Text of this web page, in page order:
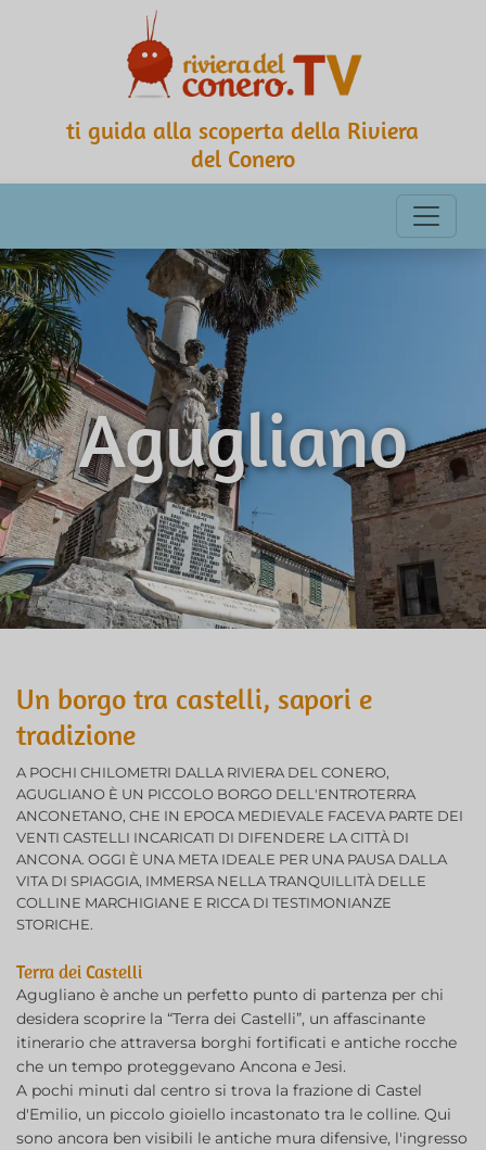
ti guida alla scoperta della Riviera
del Conero
Agugliano
Un borgo tra castelli, sapori e
tradizione
A POCHI CHILOMETRI DALLA RIVIERA DEL CONERO,
AGUGLIANO È UN PICCOLO BORGO DELL'ENTROTERRA
ANCONETANO, CHE IN EPOCA MEDIEVALE FACEVA PARTE DEI
VENTI CASTELLI INCARICATI DI DIFENDERE LA CITTÀ DI
ANCONA. OGGI È UNA META IDEALE PER UNA PAUSA DALLA
VITA DI SPIAGGIA, IMMERSA NELLA TRANQUILLITÀ DELLE
COLLINE MARCHIGIANE E RICCA DI TESTIMONIANZE
STORICHE.
Terra dei Castelli
Agugliano è anche un perfetto punto di partenza per chi
desidera scoprire la “Terra dei Castelli”, un affascinante
itinerario che attraversa borghi fortificati e antiche rocche
che un tempo proteggevano Ancona e Jesi.
A pochi minuti dal centro si trova la frazione di Castel
d'Emilio, un piccolo gioiello incastonato tra le colline. Qui
sono ancora ben visibili le antiche mura difensive, l'ingresso